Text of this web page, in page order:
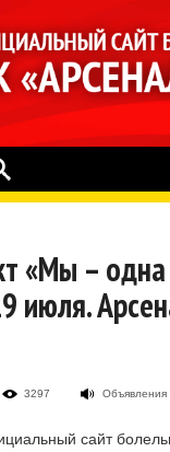
«Мы – одна
июля.
3297 Объявления
сайт